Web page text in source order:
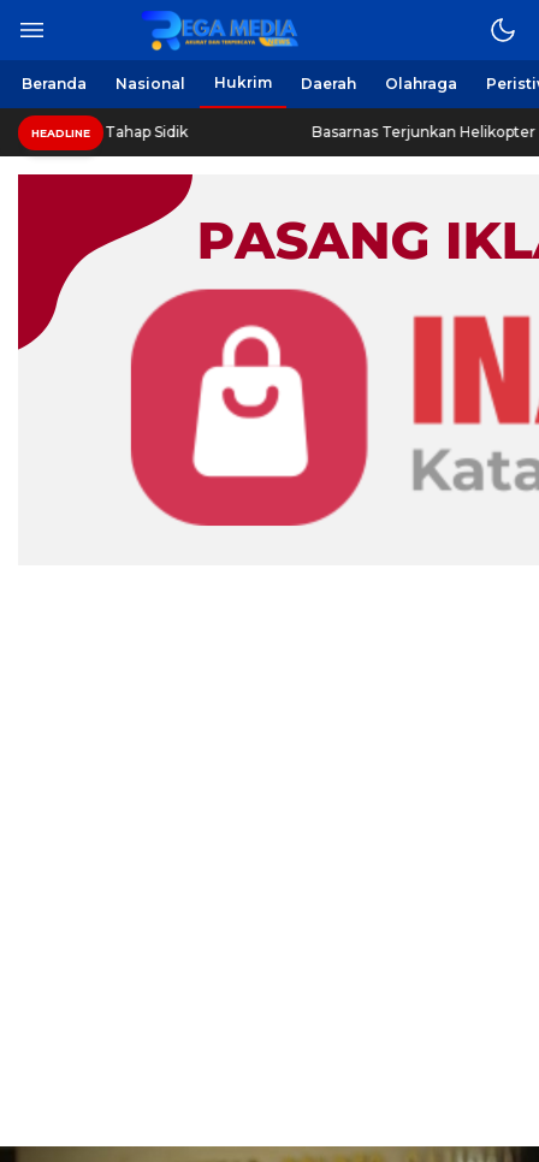
Beranda Nasional Hukrim Daerah Olahraga
HEADLINE
Tahap Sidik Basarnas Terjunkan Helikopter Sisir